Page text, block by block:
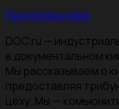
Предложи идею
DOC.ru —
в документальном
Мы рассказываем о
предоставляя
цеху. Мы —